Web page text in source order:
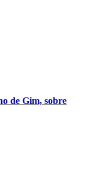
de Gim, sobre